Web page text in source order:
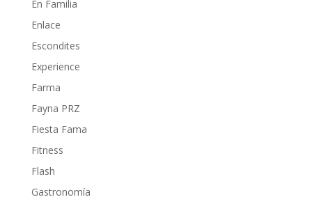
En Familia
Enlace
Escondites
Experience
Farma
Fayna PRZ
Fiesta Fama
Fitness
Flash
Gastronomía